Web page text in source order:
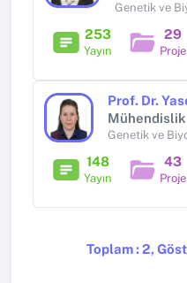
Genetik ve
253
Yayın
29
Proje
Prof. Dr.
Genetik ve
148
Yayın
43
Proje
Toplam : 2,